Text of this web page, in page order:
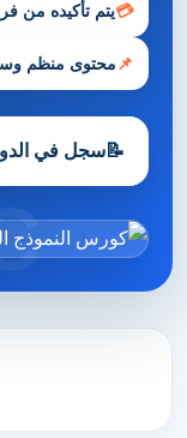
💳يتم تأكيده من
📌محتوى منظم
📝سجل في